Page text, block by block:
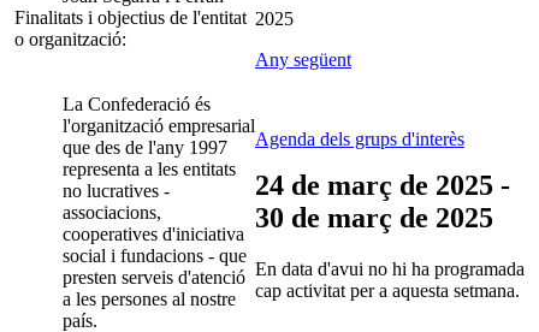
Finalitats i objectius de l'entitat
o organització:
La Confederació és
l'organització empresarial
que des de l'any 1997
representa a les entitats
no lucratives -
associacions,
cooperatives d'iniciativa
social i fundacions - que
presten serveis d'atenció
a les persones al nostre
país.
2025
Any següent
Agenda dels grups d'interès
24 de març de 2025 -
30 de març de 2025
En data d'avui no hi ha programada
cap activitat per a aquesta setmana.